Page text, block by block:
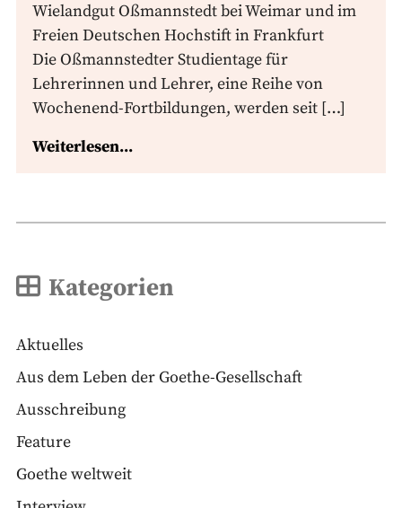
Wielandgut Oßmannstedt bei Weimar und im
Freien Deutschen Hochstift in Frankfurt
Die Oßmannstedter Studientage für
Lehrerinnen und Lehrer, eine Reihe von
Wochenend-Fortbildungen, werden seit […]
Weiterlesen...
Kategorien
Aktuelles
Aus dem Leben der Goethe-Gesellschaft
Ausschreibung
Feature
Goethe weltweit